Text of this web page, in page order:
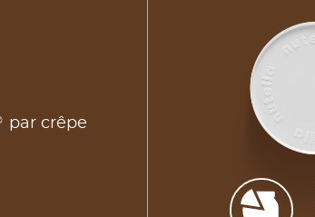
par crêpe